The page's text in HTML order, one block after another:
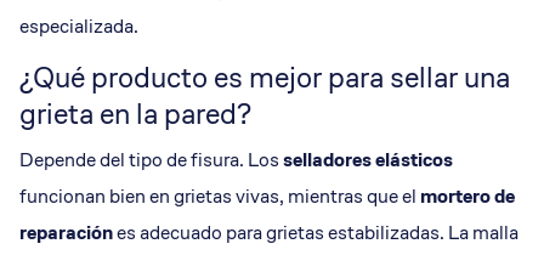
especializada.
¿Qué producto es mejor para sellar una
grieta en la pared?
Depende del tipo de fisura. Losselladores elásticos
funcionan bien en grietas vivas, mientras que el mortero de
reparaciónes adecuado para grietas estabilizadas. La malla